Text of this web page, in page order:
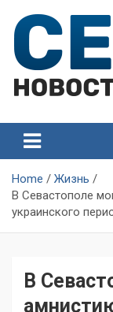
content
Севастополя
Home
Жизнь
В Севастополе
украинского
В